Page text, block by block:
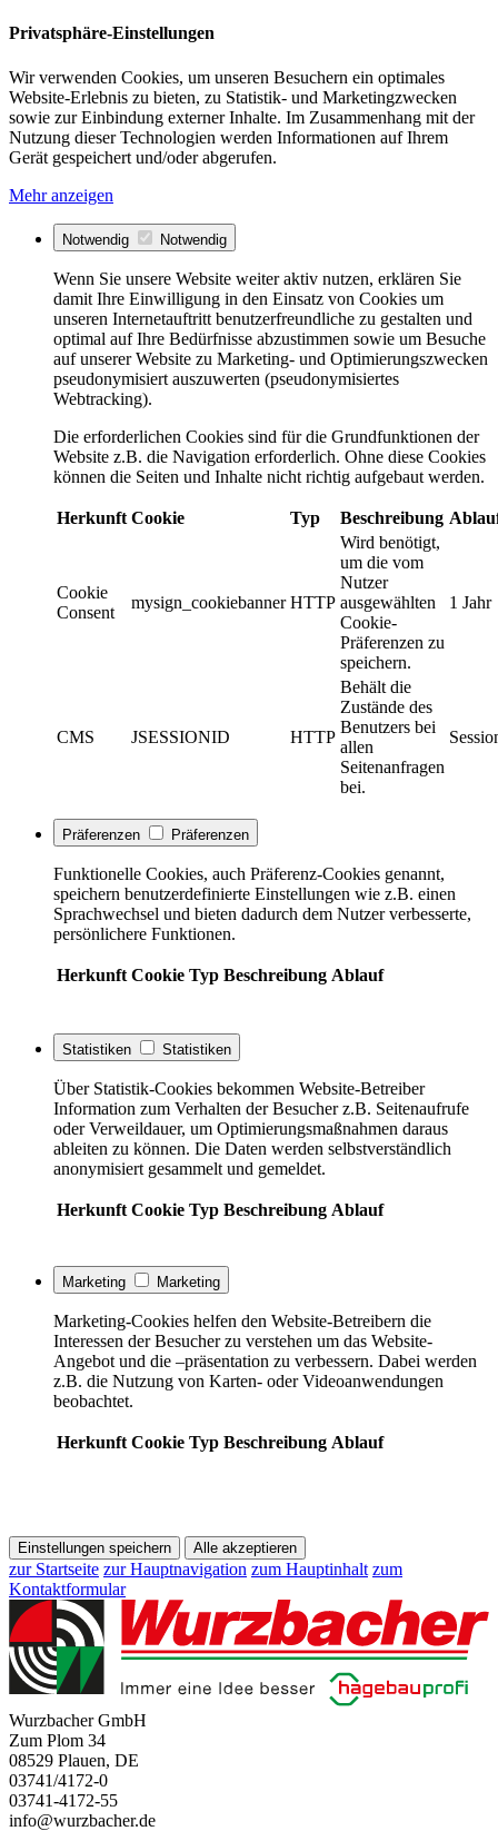
Privatsphäre-Einstellungen
Wir verwenden Cookies, um unseren Besuchern ein optimales
Website-Erlebnis zu bieten, zu Statistik- und Marketingzwecken
sowie zur Einbindung externer Inhalte. Im Zusammenhang mit der
Nutzung dieser Technologien werden Informationen auf Ihrem
Gerät gespeichert und/oder abgerufen.
Mehr anzeigen
Notwendig Notwendig
Wenn Sie unsere Website weiter aktiv nutzen, erklären Sie
damit Ihre Einwilligung in den Einsatz von Cookies um
unseren Internetauftritt benutzerfreundliche zu gestalten und
optimal auf Ihre Bedürfnisse abzustimmen sowie um Besuche
auf unserer Website zu Marketing- und Optimierungszwecken
pseudonymisiert auszuwerten (pseudonymisiertes
Webtracking).
Die erforderlichen Cookies sind für die Grundfunktionen der
Website z.B. die Navigation erforderlich. Ohne diese Cookies
können die Seiten und Inhalte nicht richtig aufgebaut werden.
Herkunft Cookie Typ Beschreibung
Cookie
Consent
mysign_cookiebanner HTTP
Wird benötigt,
um die vom
Nutzer
ausgewählten
Cookie-
Präferenzen zu
speichern.
1 Jahr
CMS JSESSIONID HTTP
Behält die
Zustände des
Benutzers bei
allen
Seitenanfragen
bei.
Präferenzen Präferenzen
Funktionelle Cookies, auch Präferenz-Cookies genannt,
speichern benutzerdefinierte Einstellungen wie z.B. einen
Sprachwechsel und bieten dadurch dem Nutzer verbesserte,
persönlichere Funktionen.
Herkunft Cookie Typ Beschreibung Ablauf
Statistiken Statistiken
Über Statistik-Cookies bekommen Website-Betreiber
Information zum Verhalten der Besucher z.B. Seitenaufrufe
oder Verweildauer, um Optimierungsmaßnahmen daraus
ableiten zu können. Die Daten werden selbstverständlich
anonymisiert gesammelt und gemeldet.
Herkunft Cookie Typ Beschreibung Ablauf
Marketing Marketing
Marketing-Cookies helfen den Website-Betreibern die
Interessen der Besucher zu verstehen um das Website-
Angebot und die –präsentation zu verbessern. Dabei werden
z.B. die Nutzung von Karten- oder Videoanwendungen
beobachtet.
Herkunft Cookie Typ Beschreibung Ablauf
Einstellungen speichern Alle akzeptieren
zur Startseite zur Hauptnavigation zum Hauptinhalt zum
Kontaktformular
Wurzbacher GmbH
Zum Plom 34
08529 Plauen, DE
03741/4172-0
03741-4172-55
info@wurzbacher.de